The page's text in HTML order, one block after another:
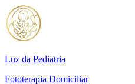
Luz da Pediatria
Fototerapia Domiciliar